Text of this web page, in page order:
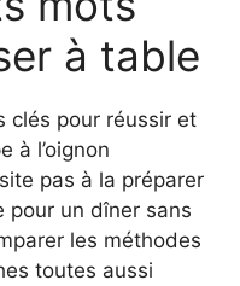
à table
clés pour réussir et
à l’oignon
pas à la préparer
pour un dîner sans
les méthodes
toutes aussi